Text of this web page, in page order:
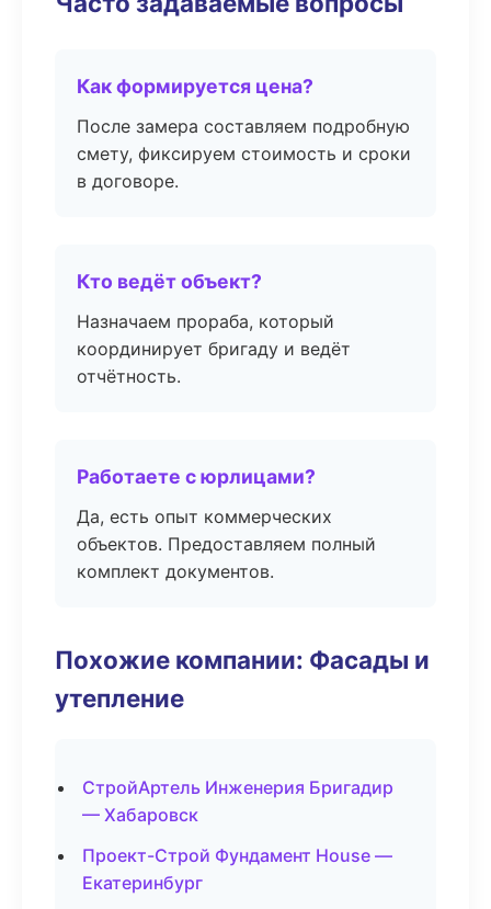
Как формируется цена?
После замера составляем подробную
смету, фиксируем стоимость и сроки
в договоре.
Кто ведёт объект?
Назначаем прораба, который
координирует бригаду и ведёт
отчётность.
Работаете с юрлицами?
Да, есть опыт коммерческих
объектов. Предоставляем полный
комплект документов.
Похожие компании: Фасады и
утепление
СтройАртель Инженерия Бригадир
— Хабаровск
Проект-Строй Фундамент House —
Екатеринбург